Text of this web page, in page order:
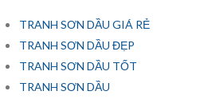
TRANH SƠN DẦU GIÁ RẺ
TRANH SƠN DẦU ĐẸP
TRANH SƠN DẦU TỐT
TRANH SƠN DẦU